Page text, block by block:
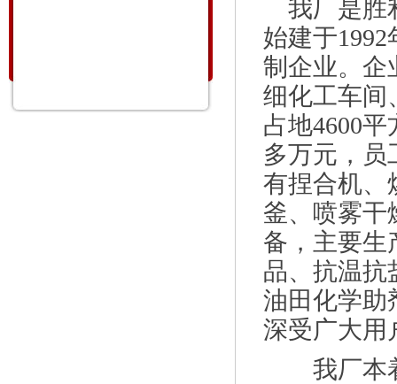
我厂是胜
始建于
制企业。企
细化工车间
占地4600
多万元，员
有捏合机、
釜、喷雾干
备，主要生
品、抗温抗
油田化学助
深受广大用
我厂本着